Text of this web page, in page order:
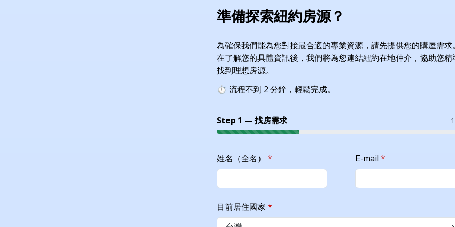
準備探索紐約房源？
為確保我們能為您對接最合適的專業資源，請先提供您的購屋需求。
在了解您的具體資訊後，我們將為您連結紐約在地仲介，協助您精
找到理想房源。
⏱ 流程不到 2 分鐘，輕鬆完成。
Step 1 — 找房需求 1
姓名（全名） * E-mail *
目前居住國家 *